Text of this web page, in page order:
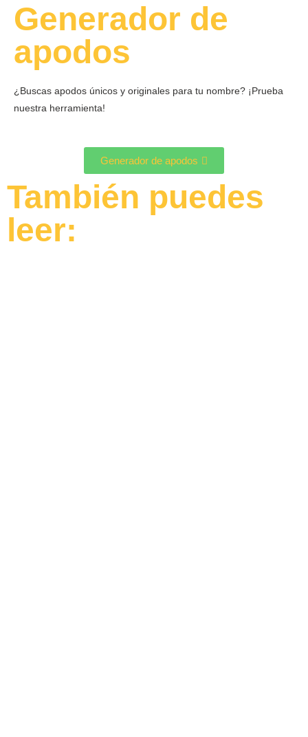
Generador de
apodos
¿Buscas apodos únicos y originales para tu nombre? ¡Prueba
nuestra herramienta!
Generador de apodos
También puedes
leer: